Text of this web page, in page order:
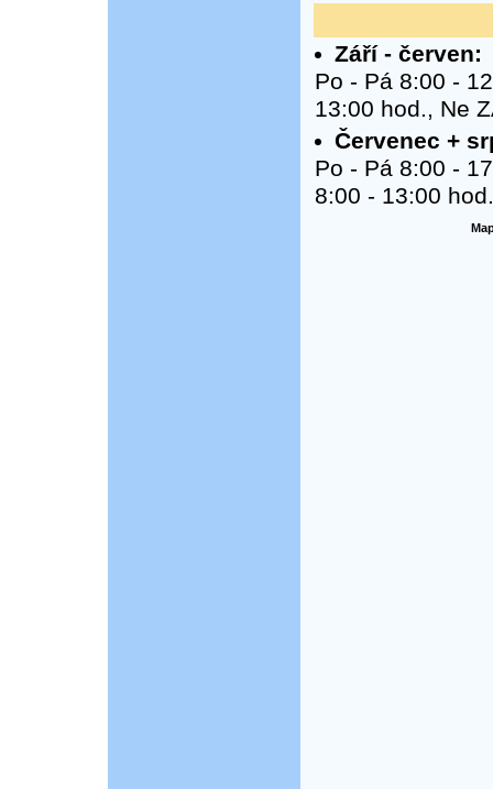
Září - červen:
Po - Pá 8:00 -
13:00 hod., Ne
Červenec +
Po - Pá 8:00 -
8:00 - 13:00 hod.